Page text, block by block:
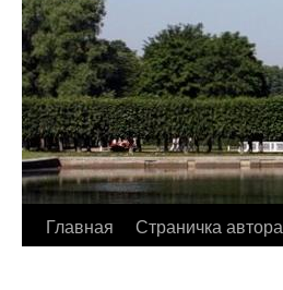
Перейти
Главная Страничка автора